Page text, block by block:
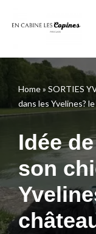
contenu
Home» SORTIES
dans les Yvelines?
Idée
son